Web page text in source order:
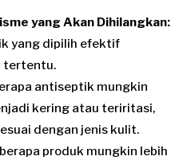
yang Akan Dihilangkan:
yang dipilih efektif
tertentu.
antiseptik mungkin
kering atau teriritasi,
dengan jenis kulit.
produk mungkin lebih